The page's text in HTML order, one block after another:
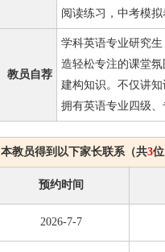
阅读练习，中考模拟
教员自荐
学科英语专业研究
造轻松专注的课堂
建构知识。不仅讲
拥有英语专业四级、
本教员得到以下家长联系（共3位
预约时间
2026-7-7